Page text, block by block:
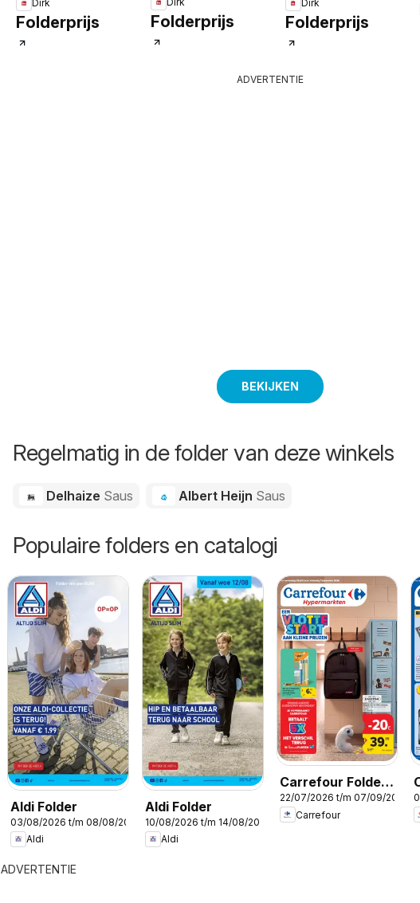
Dirk
Folderprijs Folderprijs
Dirk
Folderprijs
ADVERTENTIE
BEKIJKEN
Regelmatig in de folder van deze winkels
Delhaize Saus Albert Heijn Saus
Populaire folders en catalogi
Aldi Folder
03/08/2026 t/m 08/08/2026
Aldi
Aldi Folder
10/08/2026 t/m 14/08/2026
Aldi
Carrefour Folder
Vlotte Start
22/07/2026 t/m 07/09/2026
Carrefour
ADVERTENTIE